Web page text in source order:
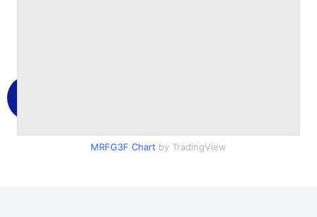
MRFG3F Chart by TradingView